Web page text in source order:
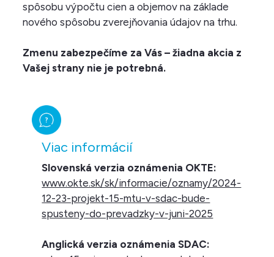
spôsobu výpočtu cien a objemov na základe
nového spôsobu zverejňovania údajov na trhu.
Zmenu zabezpečíme za Vás – žiadna akcia z
Vašej strany nie je potrebná.
Viac informácií
Slovenská verzia oznámenia OKTE:
www.okte.sk/sk/informacie/oznamy/2024-
12-23-projekt-15-mtu-v-sdac-bude-
spusteny-do-prevadzky-v-juni-2025
Anglická verzia oznámenia SDAC: